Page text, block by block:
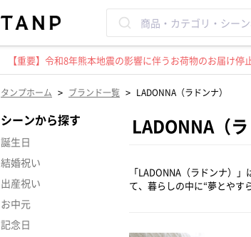
【重要】令和8年熊本地震の影響に伴うお荷物のお届け停
タンプホーム > ブランド一覧 > LADONNA（ラドンナ）
シーンから探す
誕生日
結婚祝い
出産祝い
お中元
記念日
LADONNA（ラ
「LADONNA（ラドンナ）
て、暮らしの中に“夢とやす